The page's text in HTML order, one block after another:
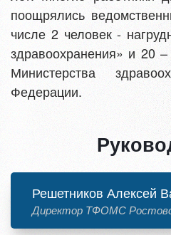
поощрялись
числе 2 человек -
здравоохранения» и 20
Министерства
Федерации.
Решетников Алексей
Директор ТФОМС